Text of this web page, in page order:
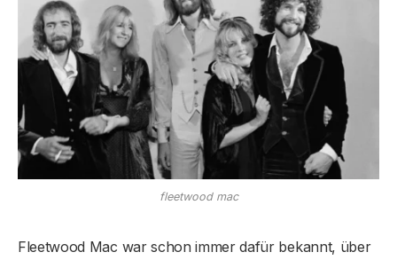
fleetwood mac
Fleetwood Mac war schon immer dafür bekannt, über